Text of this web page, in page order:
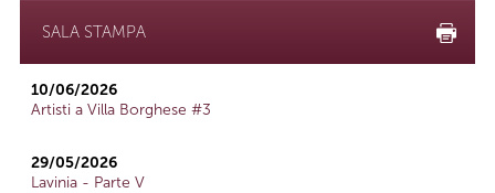
SALA STAMPA
10/06/2026
Artisti a Villa Borghese #3
29/05/2026
Lavinia - Parte V